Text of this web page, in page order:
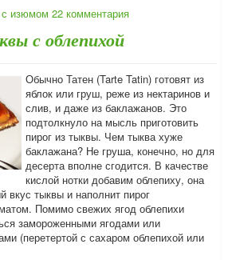
изюмом 22 комментария
с облепихой
Обычно Татен (Tarte Tatin) готовят из
яблок или груш, реже из нектаринов и
слив, и даже из баклажанов. Это
подтолкнуло на мысль приготовить
пирог из тыквы. Чем тыква хуже
баклажана? Не груша, конечно, но для
десерта вполне сгодится. В качестве
кислой нотки добавим облепиху, она
вкус тыквы и наполнит пирог
Помимо свежих ягод облепихи
замороженными ягодами или
(перетертой с сахаром облепихой или